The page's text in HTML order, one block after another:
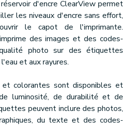
d'encre ClearView permet
les niveaux d'encre sans effort,
le capot de l'imprimante.
des images et des codes-
photo sur des étiquettes
et aux rayures.
et colorantes sont disponibles et
luminosité, de durabilité et de
peuvent inclure des photos,
du texte et des codes-